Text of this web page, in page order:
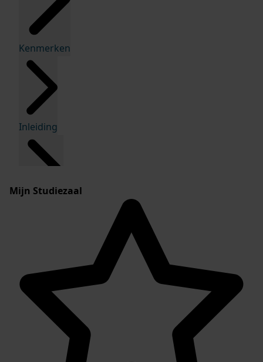
Kenmerken
Inleiding
Mijn Studiezaal